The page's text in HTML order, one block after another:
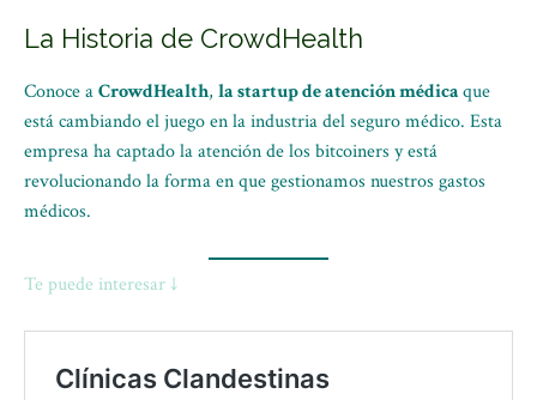
La Historia de CrowdHealth
Conoce aCrowdHealth, la startup de atención médicaque
está cambiando el juego en la industria del seguro médico. Esta
empresa ha captado la atención de los bitcoiners y está
revolucionando la forma en que gestionamos nuestros gastos
médicos.
Te puede interesar ↓